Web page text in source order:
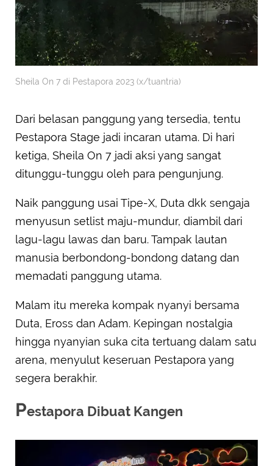
Sheila On 7 di Pestapora 2023 (x/tuantria)
Dari belasan panggung yang tersedia, tentu
Pestapora Stage jadi incaran utama. Di hari
ketiga, Sheila On 7 jadi aksi yang sangat
ditunggu-tunggu oleh para pengunjung.
Naik panggung usai Tipe-X, Duta dkk sengaja
menyusun setlist maju-mundur, diambil dari
lagu-lagu lawas dan baru. Tampak lautan
manusia berbondong-bondong datang dan
memadati panggung utama.
Malam itu mereka kompak nyanyi bersama
Duta, Eross dan Adam. Kepingan nostalgia
hingga nyanyian suka cita tertuang dalam satu
arena, menyulut keseruan Pestapora yang
segera berakhir.
Pestapora Dibuat Kangen